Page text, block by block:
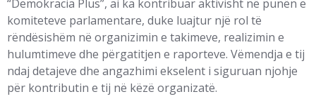
“Demokracia Plus”, ai ka kontribuar aktivisht në punën e
komiteteve parlamentare, duke luajtur një rol të
rëndësishëm në organizimin e takimeve, realizimin e
hulumtimeve dhe përgatitjen e raporteve. Vëmendja e tij
ndaj detajeve dhe angazhimi ekselent i siguruan njohje
për kontributin e tij në këzë organizatë.